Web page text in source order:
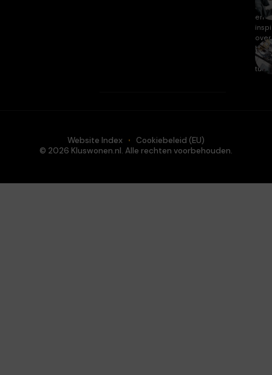
en
over
huis
en
tuin.
© 2026 Kluswonen.nl. Alle rechten voorbehouden.
Website Index Cookiebeleid (EU)